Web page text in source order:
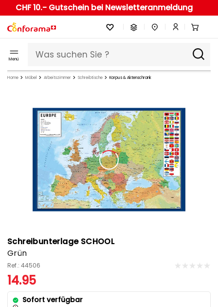
CHF 10.- Gutschein bei Newsletteranmeldung
Menü
Home Möbel Arbeitszimmer Schreibtische Korpus & Aktenschrank
Schreibunterlage SCHOOL
Grün
Ref.: 44506
14.95
Sofort verfügbar